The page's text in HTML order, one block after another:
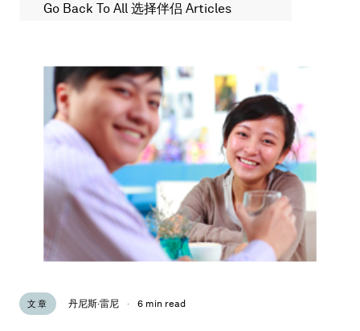
Go Back To All 选择伴侣 Articles
文章 丹尼斯·雷尼 · 6 min read